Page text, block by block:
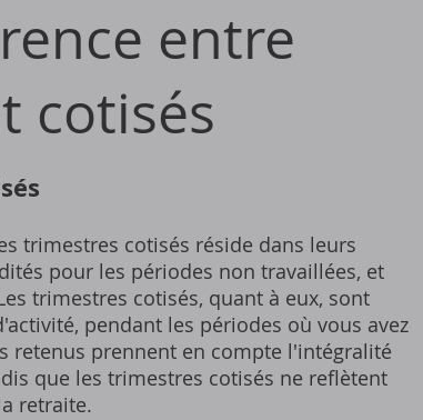
entre
cotisés
trimestres cotisés réside dans leurs
pour les périodes non travaillées‚ et
trimestres cotisés‚ quant à eux‚ sont
pendant les périodes où vous avez
retenus prennent en compte l'intégralité
que les trimestres cotisés ne reflètent
retraite.